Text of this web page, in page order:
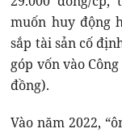
muốn huy động
sắp tài sản cố
góp vốn vào
đồng).
Vào năm 2022,